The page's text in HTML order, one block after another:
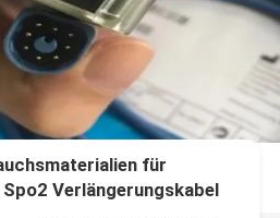
für
Verlängerungskabel